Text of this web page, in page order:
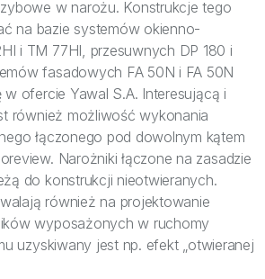
w narożu. Konstrukcje tego
na bazie systemów okienno-
i TM 77HI, przesuwnych DP 180 i
fasadowych FA 50N i FA 50N
ofercie Yawal S.A. Interesującą i
również możliwość wykonania
łączonego pod dowolnym kątem
Narożniki łączone na zasadzie
do konstrukcji nieotwieranych.
również na projektowanie
wyposażonych w ruchomy
uzyskiwany jest np. efekt „otwieranej